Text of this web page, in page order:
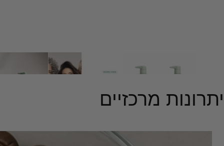
יתרונות מרכזיים